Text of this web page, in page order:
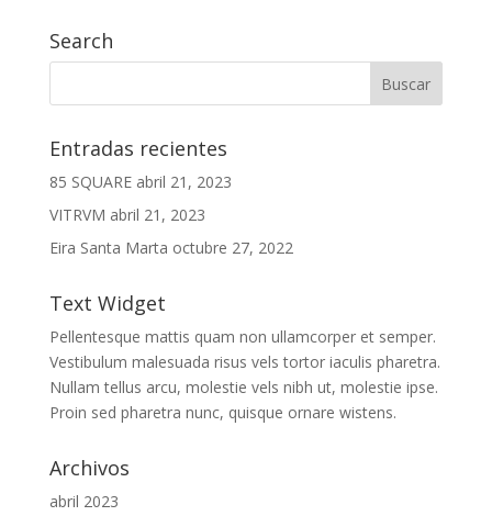
Search
Entradas recientes
85 SQUARE abril 21, 2023
VITRVM abril 21, 2023
Eira Santa Marta octubre 27, 2022
Text Widget
Pellentesque mattis quam non ullamcorper et semper.
Vestibulum malesuada risus vels tortor iaculis pharetra.
Nullam tellus arcu, molestie vels nibh ut, molestie ipse.
Proin sed pharetra nunc, quisque ornare wistens.
Archivos
abril 2023